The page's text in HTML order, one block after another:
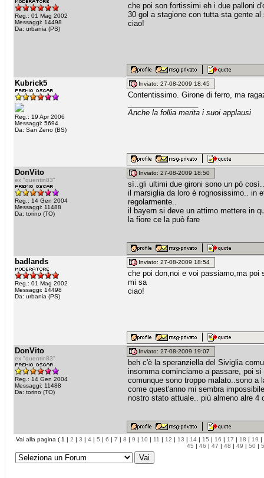
Reg.: 01 Mag 2002
Messaggi: 14498
Da: urbania (PS)
che poi son fortissimi eh i due palloni
30 gol a stagione con tutta sta gente al
ciao!
Kubrick5
Reg.: 19 Apr 2006
Messaggi: 5694
Da: San Zeno (BS)
Inviato: 27-08-2009 18:45
Contentissimo. Girone di ferro, ma
Anche la follia merita i suoi applausi
DonVito
ex "quentin83"
Reg.: 14 Gen 2004
Messaggi: 11488
Da: torino (TO)
Inviato: 27-08-2009 18:50
sì..gli ultimi due gironi sono un pò così..
il marsiglia da loro è rognosissimo.. in
regolarmente..
il bayern si deve un attimo mettere in
la fiore ce la può fare
badlands
Reg.: 01 Mag 2002
Messaggi: 14498
Da: urbania (PS)
Inviato: 27-08-2009 18:54
che poi don,noi e voi passiamo,ma poi
mi sa
ciao!
DonVito
ex "quentin83"
Reg.: 14 Gen 2004
Messaggi: 11488
Da: torino (TO)
Inviato: 27-08-2009 19:07
beh c'è la speranziella del Siviglia
insomma cominciamo a passare, poi si
comunque sono troppo malato..sono a
come quest'anno mi sembra
nostro stato attuale.. più almeno alre 4
Vai alla pagina ( 1 | 2 | 3 | 4 | 5 | 6 | 7 | 8 | 9 | 10 | 11 | 12 | 13 | 14 | 15 | 16 | 17 | 18 | 19 |
45 | 46 | 47 | 48 | 49 | 50 |